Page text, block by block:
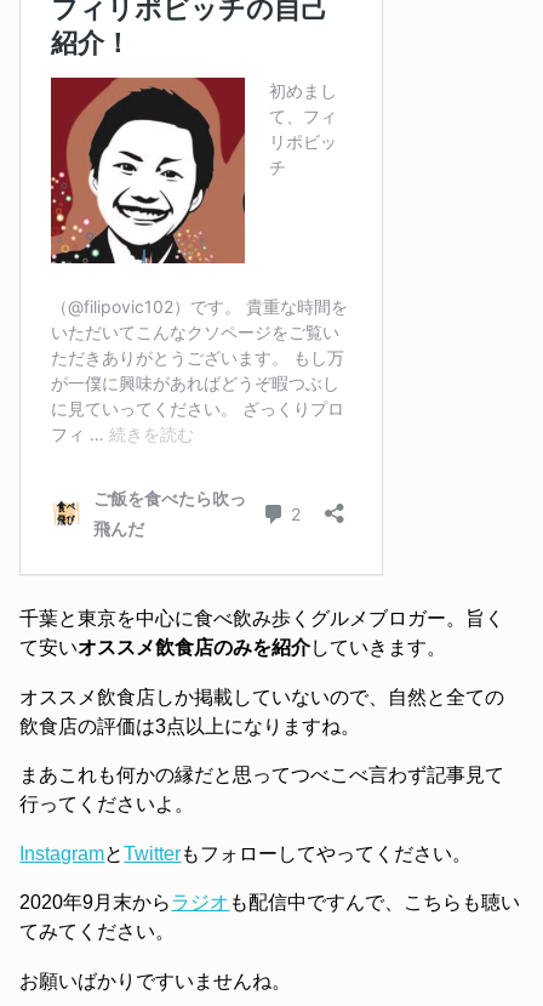
千葉と東京を中心に食べ飲み歩くグルメブロガー。旨く
て安いオススメ飲食店のみを紹介していきます。
オススメ飲食店しか掲載していないので、自然と全ての
飲食店の評価は3点以上になりますね。
まあこれも何かの縁だと思ってつべこべ言わず記事見て
行ってくださいよ。
InstagramとTwitterもフォローしてやってください。
2020年9月末からラジオ も配信中ですんで、こちらも聴い
てみてください。
お願いばかりですいませんね。